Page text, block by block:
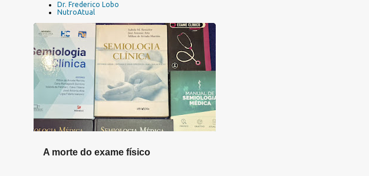
e
s
Dr. Frederico Lobo
NutroAtual
A morte do exame físico
AVALIAÇÃO CORPORAL +